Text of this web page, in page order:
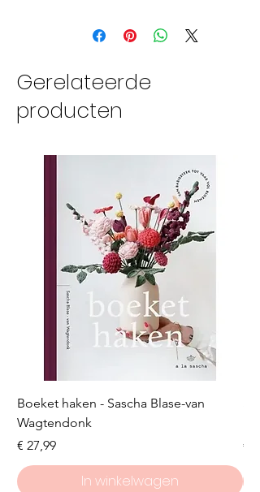
Gerelateerde
producten
Boeket haken - Sascha Blase-van
Wagtendonk
Prijs
€ 27,99
In winkelwagen
Prijs
€